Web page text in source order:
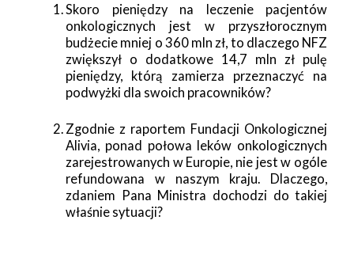
Skoro pieniędzy na leczenie pacjentów
onkologicznych jest w przyszłorocznym
budżecie mniej o 360 mln zł, to dlaczego NFZ
zwiększył o dodatkowe 14,7 mln zł pulę
pieniędzy, którą zamierza przeznaczyć na
podwyżki dla swoich pracowników?
Zgodnie z raportem Fundacji Onkologicznej
Alivia, ponad połowa leków onkologicznych
zarejestrowanych w Europie, nie jest w ogóle
refundowana w naszym kraju. Dlaczego,
zdaniem Pana Ministra dochodzi do takiej
właśnie sytuacji?